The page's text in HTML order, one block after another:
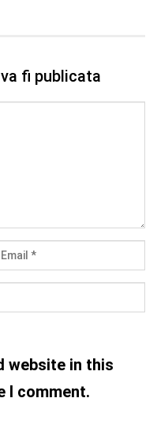
fi publicata
website in this
I comment.